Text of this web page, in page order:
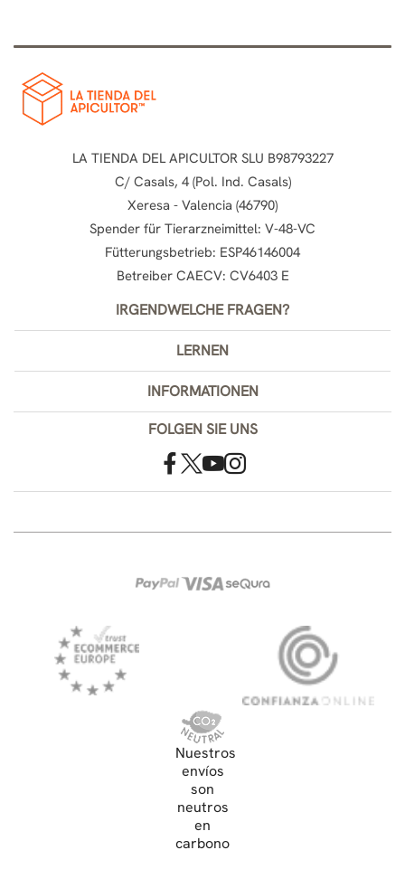
LA TIENDA DEL APICULTOR SLU B98793227
C/ Casals, 4 (Pol. Ind. Casals)
Xeresa - Valencia (46790)
Spender für Tierarzneimittel: V-48-VC
Fütterungsbetrieb: ESP46146004
Betreiber CAECV: CV6403 E
IRGENDWELCHE FRAGEN?
LERNEN
INFORMATIONEN
FOLGEN SIE UNS
Nuestros
envíos
son
neutros
en
carbono